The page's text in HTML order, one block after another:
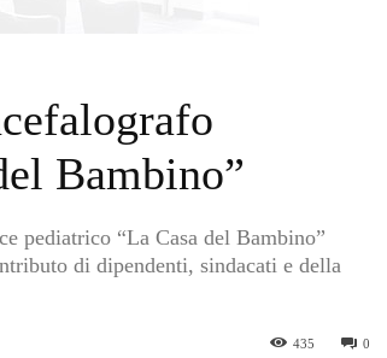
Bambino”
pediatrico “La Casa del Bambino”
di dipendenti, sindacati e della
0
435